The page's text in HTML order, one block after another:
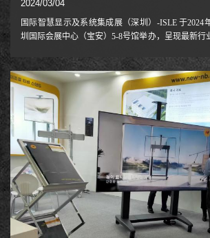
2024/03/04
国际智慧显示及系统集成展（深圳）-ISLE 于2024
圳国际会展中心（宝安）5-8号馆举办，呈现最新行
品、声光视讯融合余应用、系统解决方案等，为众
示产业精彩盛宴， NB 首次参与这次盛会。